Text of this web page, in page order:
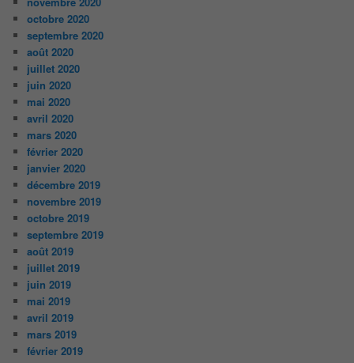
octobre 2020
septembre 2020
août 2020
juillet 2020
juin 2020
mai 2020
avril 2020
mars 2020
février 2020
janvier 2020
décembre 2019
novembre 2019
octobre 2019
septembre 2019
août 2019
juillet 2019
juin 2019
mai 2019
avril 2019
mars 2019
février 2019